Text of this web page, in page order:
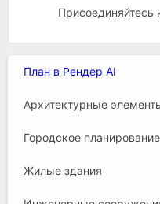
План в Рендер AI
Архитектурные
Городское планирование
Жилые здания